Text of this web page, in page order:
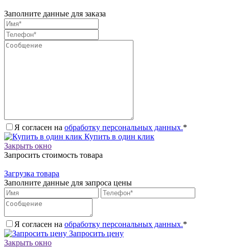
Заполните данные для заказа
Я согласен на обработку персональных данных.*
Купить в один клик
Закрыть окно
Запросить стоимость товара
Загрузка товара
Заполните данные для запроса цены
Я согласен на обработку персональных данных.*
Запросить цену
Закрыть окно